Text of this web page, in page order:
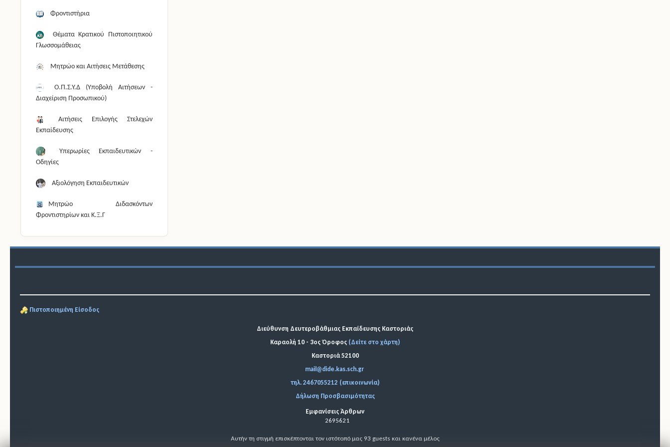
Φροντιστήρια
Θέματα Κρατικού Πιστοποιητικού
Γλωσσομάθειας
Μητρώο και Αιτήσεις Μετάθεσης
Ο.Π.Σ.Υ.Δ (Υποβολή Αιτήσεων -
Διαχείριση Προσωπικού)
Αιτήσεις Επιλογής Στελεχών
Εκπαίδευσης
Υπερωρίες Εκπαιδευτικών -
Οδηγίες
Αξιολόγηση Εκπαιδευτικών
Μητρώο Διδασκόντων
Φροντιστηρίων και Κ.Ξ.Γ
Πιστοποιημένη Είσοδος
Διεύθυνση Δευτεροβάθμιας Εκπαίδευσης Καστοριάς
Καραολή 10 - 3ος Όροφος (Δείτε στο χάρτη)
Καστοριά 52100
mail@dide.kas.sch.gr
τηλ. 2467055212 (επικοινωνία)
Δήλωση Προσβασιμότητας
Εμφανίσεις Άρθρων
2695621
Αυτήν τη στιγμή επισκέπτονται τον ιστότοπό μας 93 guests και κανένα μέλος